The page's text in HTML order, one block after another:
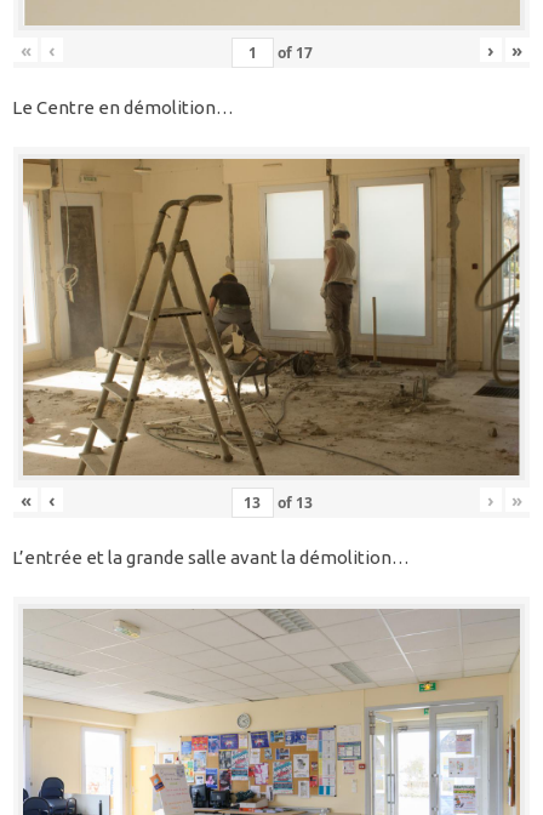
« ‹ of 17 › »
Le Centre en démolition…
« ‹ of 13 › »
L’entrée et la grande salle avant la démolition…